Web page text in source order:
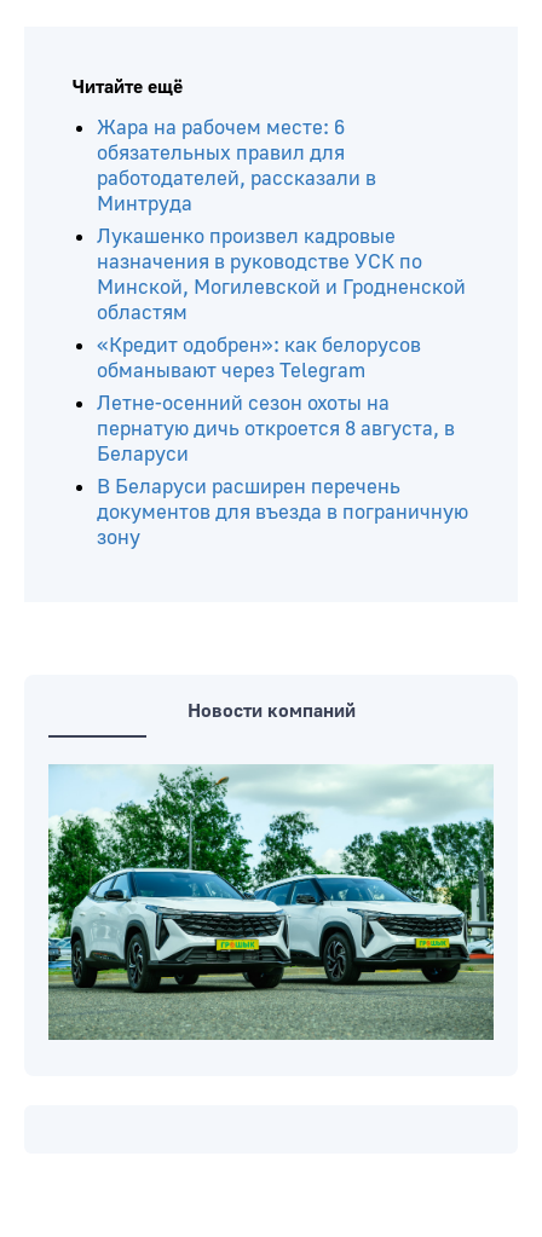
Читайте ещё
Жара на рабочем месте: 6
обязательных правил для
работодателей, рассказали в
Минтруда
Лукашенко произвел кадровые
назначения в руководстве УСК по
Минской, Могилевской и Гродненской
областям
«Кредит одобрен»: как белорусов
обманывают через Telegram
Летне-осенний сезон охоты на
пернатую дичь откроется 8 августа, в
Беларуси
В Беларуси расширен перечень
документов для въезда в пограничную
зону
Новости компаний